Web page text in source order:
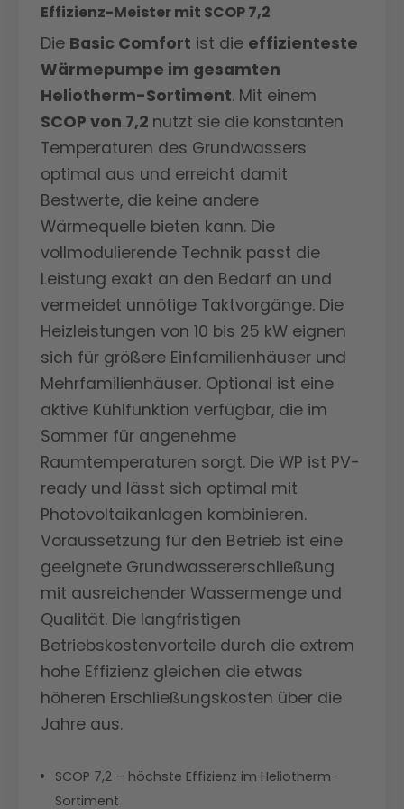
Effizienz-Meister mit SCOP 7,2
Die Basic Comfort ist die effizienteste
Wärmepumpe im gesamten
Heliotherm-Sortiment. Mit einem
SCOP von 7,2 nutzt sie die konstanten
Temperaturen des Grundwassers
optimal aus und erreicht damit
Bestwerte, die keine andere
Wärmequelle bieten kann. Die
vollmodulierende Technik passt die
Leistung exakt an den Bedarf an und
vermeidet unnötige Taktvorgänge. Die
Heizleistungen von 10 bis 25 kW eignen
sich für größere Einfamilienhäuser und
Mehrfamilienhäuser. Optional ist eine
aktive Kühlfunktion verfügbar, die im
Sommer für angenehme
Raumtemperaturen sorgt. Die WP ist PV-
ready und lässt sich optimal mit
Photovoltaikanlagen kombinieren.
Voraussetzung für den Betrieb ist eine
geeignete Grundwassererschließung
mit ausreichender Wassermenge und
Qualität. Die langfristigen
Betriebskostenvorteile durch die extrem
hohe Effizienz gleichen die etwas
höheren Erschließungskosten über die
Jahre aus.
SCOP 7,2 – höchste Effizienz im Heliotherm-
Sortiment